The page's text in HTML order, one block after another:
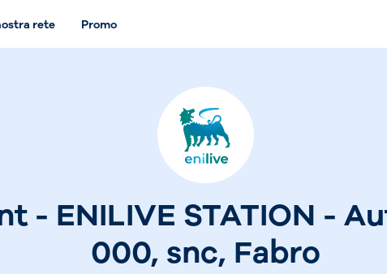
rete Promo
- ENILIVE STATION -
000, snc, Fabro